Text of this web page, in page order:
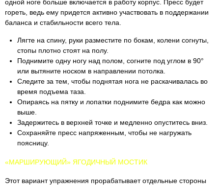
одной ноге больше включается в работу корпус. Пресс будет
гореть, ведь ему придется активно участвовать в поддержании
баланса и стабильности всего тела.
Лягте на спину, руки разместите по бокам, колени согнуты,
стопы плотно стоят на полу.
Поднимите одну ногу над полом, согните под углом в 90°
или вытяните носком в направлении потолка.
Следите за тем, чтобы поднятая нога не раскачивалась во
время подъема таза.
Опираясь на пятку и лопатки поднимите бедра как можно
выше.
Задержитесь в верхней точке и медленно опуститесь вниз.
Сохраняйте пресс напряженным, чтобы не нагружать
поясницу.
«МАРШИРУЮЩИЙ» ЯГОДИЧНЫЙ МОСТИК
Этот вариант упражнения прорабатывает отдельные стороны